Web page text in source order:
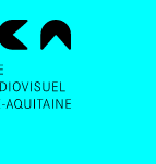
AU CONTENU